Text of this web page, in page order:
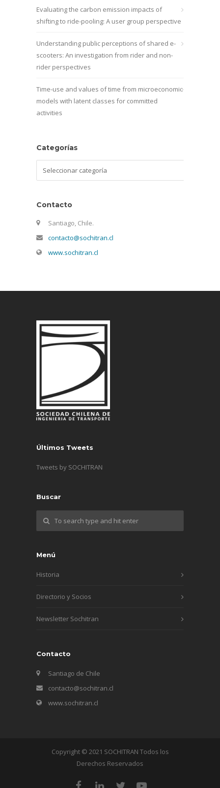
Evaluating the carbon emission impacts of
shifting to ride-pooling: A user group perspective
Understanding public perceptions of shared e-
scooters: An investigation from rider and non-
rider perspectives
Time-use and values of time from microeconomic
models with latent classes for committed
activities
Categorías
Contacto
Santiago, Chile.
contacto@sochitran.cl
www.sochitran.cl
Últimos Tweets
Tweets by SOCHITRAN
Buscar
Menú
Historia
Directorio y Socios
Newsletter Sochitran
Contacto
Santiago de Chile
contacto@sochitran.cl
www.sochitran.cl
Copyright © 2021 SOCHITRAN Todos los
Derechos Reservados